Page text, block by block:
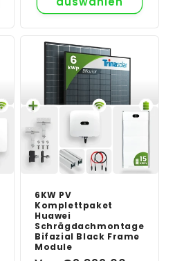
6KW PV
Komplettpaket
Huawei
Schrägdachmontage
Bifazial Black Frame
Module